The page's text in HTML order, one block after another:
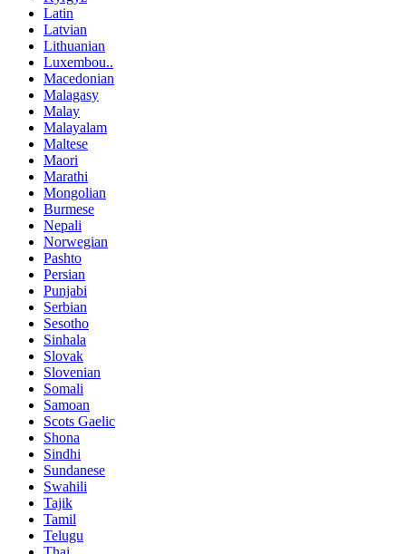
Latin
Latvian
Lithuanian
Luxembou..
Macedonian
Malagasy
Malay
Malayalam
Maltese
Maori
Marathi
Mongolian
Burmese
Nepali
Norwegian
Pashto
Persian
Punjabi
Serbian
Sesotho
Sinhala
Slovak
Slovenian
Somali
Samoan
Scots Gaelic
Shona
Sindhi
Sundanese
Swahili
Tajik
Tamil
Telugu